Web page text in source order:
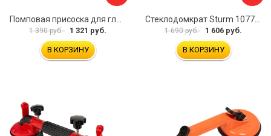
Помповая присоска для гладкой и шероховатой плитки DLT VST-209 1114
1 390 руб. 1 321 руб.
В КОРЗИНУ
Стеклодомкрат Sturm 1077-06-04
1 690 руб. 1 606 руб.
В КОРЗИНУ